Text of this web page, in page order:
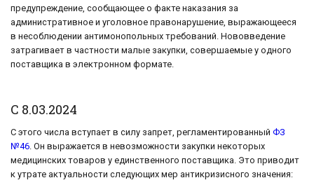
предупреждение, сообщающее о факте наказания за
административное и уголовное правонарушение, выражающееся
в несоблюдении антимонопольных требований. Нововведение
затрагивает в частности малые закупки, совершаемые у одного
поставщика в электронном формате.
С 8.03.2024
С этого числа вступает в силу запрет, регламентированный ФЗ
№46. Он выражается в невозможности закупки некоторых
медицинских товаров у единственного поставщика. Это приводит
к утрате актуальности следующих мер антикризисного значения: